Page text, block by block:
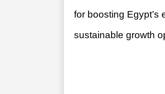
for boosting Egypt’s
sustainable growth